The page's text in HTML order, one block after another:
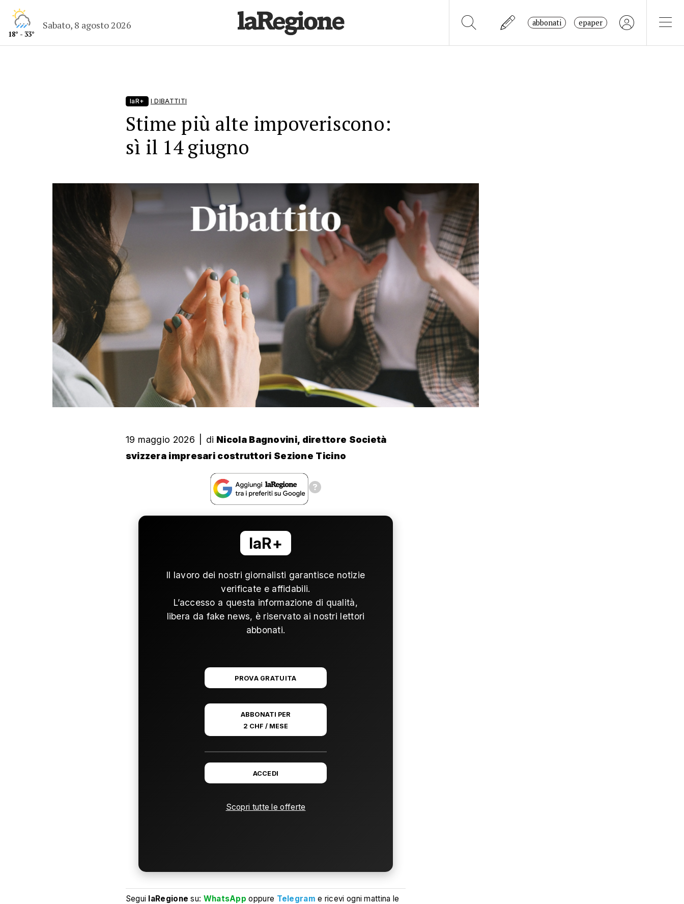
18° - 33°
Sabato, 8 agosto 2026 abbonati epaper
laR+ I DIBATTITI
Stime più alte impoveriscono:
sì il 14 giugno
19 maggio 2026 di Nicola Bagnovini, direttore Società
svizzera impresari costruttori Sezione Ticino
laR+
Il lavoro dei nostri giornalisti garantisce notizie
verificate e affidabili.
L’accesso a questa informazione di qualità,
libera da fake news, è riservato ai nostri lettori
abbonati.
PROVA GRATUITA
ABBONATI PER
2 CHF / MESE
ACCEDI
Scopri tutte le offerte
Segui laRegione su: WhatsApp oppure Telegram e ricevi ogni mattina le